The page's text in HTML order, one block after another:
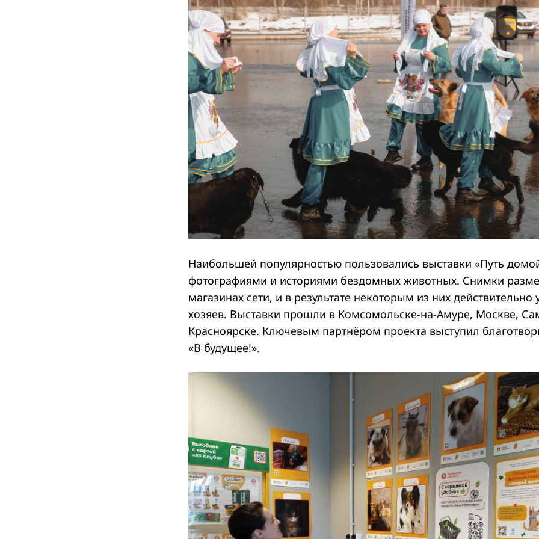
Наибольшей популярностью пользовались выставки «Путь
фотографиями и историями бездомных животных. Снимки
магазинах сети, и в результате некоторым из них действительно
хозяев. Выставки прошли в Комсомольске-на-Амуре, Москве,
Красноярске. Ключевым партнёром проекта выступил
«В будущее!».